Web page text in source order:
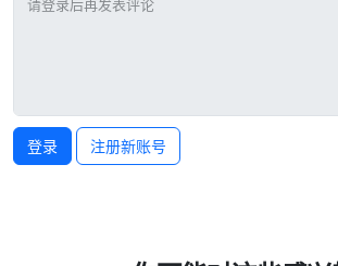
登录 注册新账号